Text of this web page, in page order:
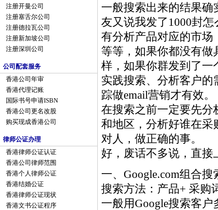
注册开曼公司
注册塞舌尔公司
注册德拉瓦公司
注册新加坡公司
注册深圳公司
公司配套服务
香港公司年审
香港代理记账
国际书号申请ISBN
香港公司更名改股
购买现成香港公司
律师公证办理
香港律师公证认证
香港公司律师范围
香港个人律师公证
香港结婚公证
香港律师公证现状
香港文书公证程序
一般搜索出来的结果
友又说我发了1000封
有分析产品对应的市场
等等，如果你都没有做
样，如果你群发到了一
实践搜索、分析客户的
踪做email营销才有效
在搜索之前一定要先分
和地区，分析好谁在采
对人，做正确的事。
好，废话不多说，直接
一、Google.com组合搜
搜索方法：产品+ 采购
一般用Google搜索客